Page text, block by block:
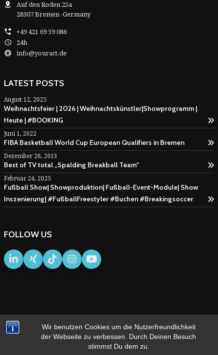
Wir benutzen Cookies um die Nutzerfreundlichkeit
der Webseite zu verbessen. Durch Deinen Besuch
stimmst Du dem zu.
Auf den Roden 25a
28307 Bremen -Germany
+49 421 69 59 086
24h
info@youract.de
LATEST POSTS
August 12, 2025
Weihnachtsfeier | 2026 | Weihnachtskünstler|Showprogramm |
Heute | #BOOKING
Juni 1, 2022
FIBA Basketball World Cup European Qualifiers in Bremen
Dezember 26, 2013
Best of TV total „Spalding Breakball Team“
Februar 24, 2025
Fußball Show| Showproduktion| Fußball-Event-Module| Show
Inszenierung| #FußballFreestyler #Buchen #Breakingsoccer
FOLLOW US
IMPRESSUM AGB